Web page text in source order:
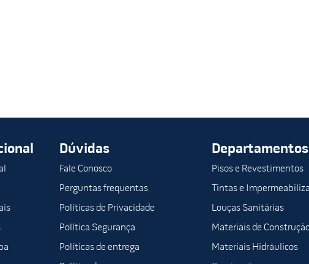
Dúvidas
Fale Conosco
Perguntas frequentas
Políticas de Privacidade
Política Segurança
Políticas de entrega
Departamentos
Pisos e Revestimentos
Tintas e
Louças Sanitárias
Materiais de
Materiais Hidráulicos